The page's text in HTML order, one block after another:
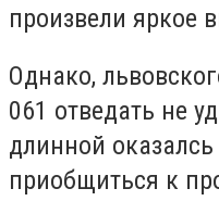
произвели яркое
Однако,
061 отведать не
длинной
приобщиться к